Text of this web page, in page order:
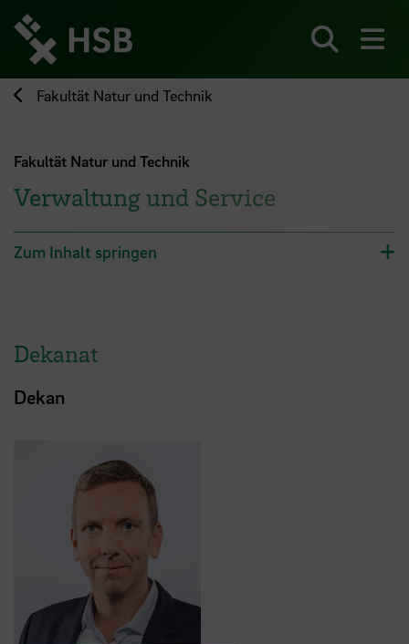
zum
Seiteninhalt
springen
Fakultät Natur und Technik
Fakultät Natur und Technik
Verwaltung und Service
Zum Inhalt springen
Dekanat
Dekan